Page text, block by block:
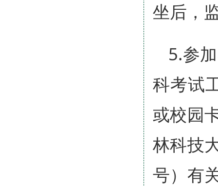
坐后，
5.参
科考试
或校园
林科技
号）有